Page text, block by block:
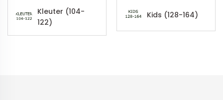
Kleuter (104-
122)
Kids (128-164)